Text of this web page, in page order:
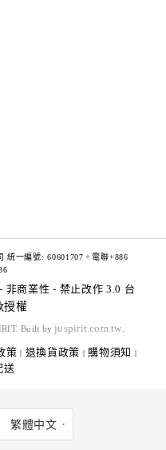
一編號: 60601707。電聯+886
非商業性 - 禁止改作 3.0 台
授權
Built by juspirit.com.tw
策 | 退換貨政策 | 購物須知 |
送